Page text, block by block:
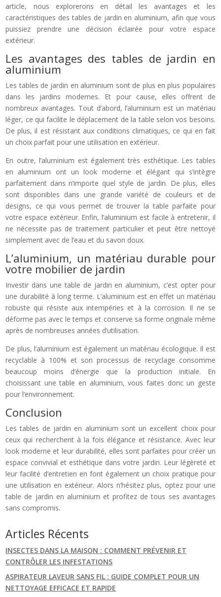
article, nous explorerons en détail les avantages et les
caractéristiques des tables de jardin en aluminium, afin que vous
puissiez prendre une décision éclairée pour votre espace
extérieur.
Les avantages des tables de jardin en
aluminium
Les tables de jardin en aluminium sont de plus en plus populaires
dans les jardins modernes. Et pour cause, elles offrent de
nombreux avantages. Tout d’abord, l’aluminium est un matériau
léger, ce qui facilite le déplacement de la table selon vos besoins.
De plus, il est résistant aux conditions climatiques, ce qui en fait
un choix parfait pour une utilisation en extérieur.
En outre, l’aluminium est également très esthétique. Les tables
en aluminium ont un look moderne et élégant qui s’intègre
parfaitement dans n’importe quel style de jardin. De plus, elles
sont disponibles dans une grande variété de couleurs et de
designs, ce qui vous permet de trouver la table parfaite pour
votre espace extérieur. Enfin, l’aluminium est facile à entretenir, il
ne nécessite pas de traitement particulier et peut être nettoyé
simplement avec de l’eau et du savon doux.
L’aluminium, un matériau durable pour
votre mobilier de jardin
Investir dans une table de jardin en aluminium, c’est opter pour
une durabilité à long terme. L’aluminium est en effet un matériau
robuste qui résiste aux intempéries et à la corrosion. Il ne se
déforme pas avec le temps et conserve sa forme originale même
après de nombreuses années d’utilisation.
De plus, l’aluminium est également un matériau écologique. Il est
recyclable à 100% et son processus de recyclage consomme
beaucoup moins d’énergie que la production initiale. En
choisissant une table en aluminium, vous faites donc un geste
pour l’environnement.
Conclusion
Les tables de jardin en aluminium sont un excellent choix pour
ceux qui recherchent à la fois élégance et résistance. Avec leur
look moderne et leur durabilité, elles sont parfaites pour créer un
espace convivial et esthétique dans votre jardin. Leur légèreté et
leur facilité d’entretien en font également un choix pratique pour
une utilisation en extérieur. Alors n’hésitez plus, optez pour une
table de jardin en aluminium et profitez de tous ses avantages
sans compromis.
Articles Récents
INSECTES DANS LA MAISON : COMMENT PRÉVENIR ET
CONTRÔLER LES INFESTATIONS
ASPIRATEUR LAVEUR SANS FIL : GUIDE COMPLET POUR UN
NETTOYAGE EFFICACE ET RAPIDE